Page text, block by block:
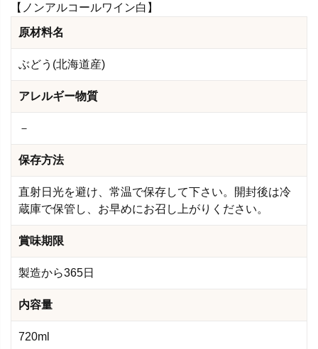
【ノンアルコールワイン白】
原材料名
ぶどう(北海道産)
アレルギー物質
－
保存方法
直射日光を避け、常温で保存して下さい。開封後は冷
蔵庫で保管し、お早めにお召し上がりください。
賞味期限
製造から365日
内容量
720ml